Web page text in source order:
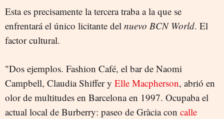
Esta es precisamente la tercera traba a la que se
enfrentará el único licitante del nuevo BCN World. El
factor cultural.
"Dos ejemplos. Fashion Café, el bar de Naomi
Campbell, Claudia Shiffer y Elle Macpherson, abrió en
olor de multitudes en Barcelona en 1997. Ocupaba el
actual local de Burberry: paseo de Gràcia con calle